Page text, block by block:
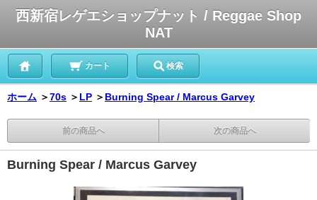
西新宿レゲエショップナット / Reggae Shop
NAT
カート 検索
ホーム ＞70s ＞ LP ＞ Burning Spear / Marcus Garvey
前の商品へ 次の商品へ
Burning Spear / Marcus Garvey